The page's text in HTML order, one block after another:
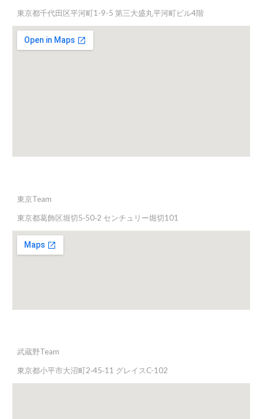
東京都千代田区平河町1-9-5 第三大盛丸平河町ビル4階
東京Team
東京都葛飾区堀切5‐50‐2 センチュリー堀切101
武蔵野Team
東京都小平市大沼町2‐45‐11 グレイスC-102